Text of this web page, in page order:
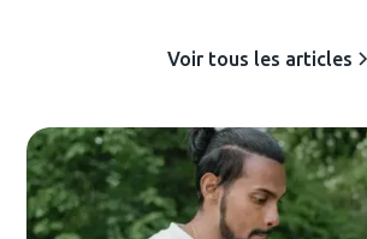
Voir tous les articles